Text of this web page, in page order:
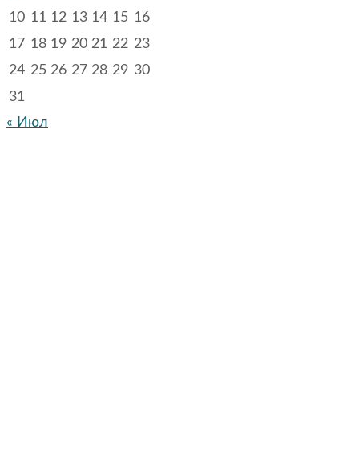
10 11 12 13 14 15 16
17 18 19 20 21 22 23
24 25 26 27 28 29 30
31
« Июл